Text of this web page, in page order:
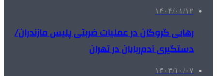
۱۴۰۴/۰۱/۱۲
رهایی گروگان در عملیات ضربتی پلیس مازندران/
دستگیری آدم‌ربایان در تهران
۱۴۰۳/۱۰/۰۷